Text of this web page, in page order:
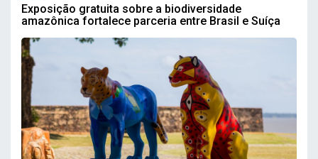
Exposição gratuita sobre a biodiversidade
amazônica fortalece parceria entre Brasil e Suíça